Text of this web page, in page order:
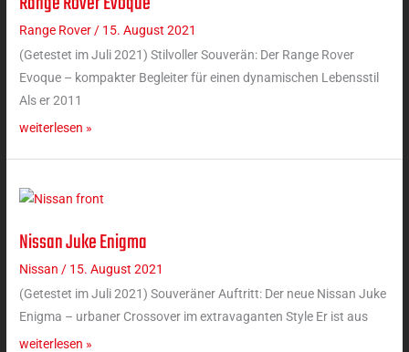
Range Rover/ 15. August 2021
(Getestet im Juli 2021) Stilvoller Souverän: Der Range Rover
Evoque – kompakter Begleiter für einen dynamischen Lebensstil
Als er 2011
Rover
Evoque
weiterlesen »
Nissan Juke Enigma
Nissan / 15. August 2021
(Getestet im Juli 2021) Souveräner Auftritt: Der neue Nissan Juke
Enigma – urbaner Crossover im extravaganten Style Er ist aus
Nissan
Juke
weiterlesen »